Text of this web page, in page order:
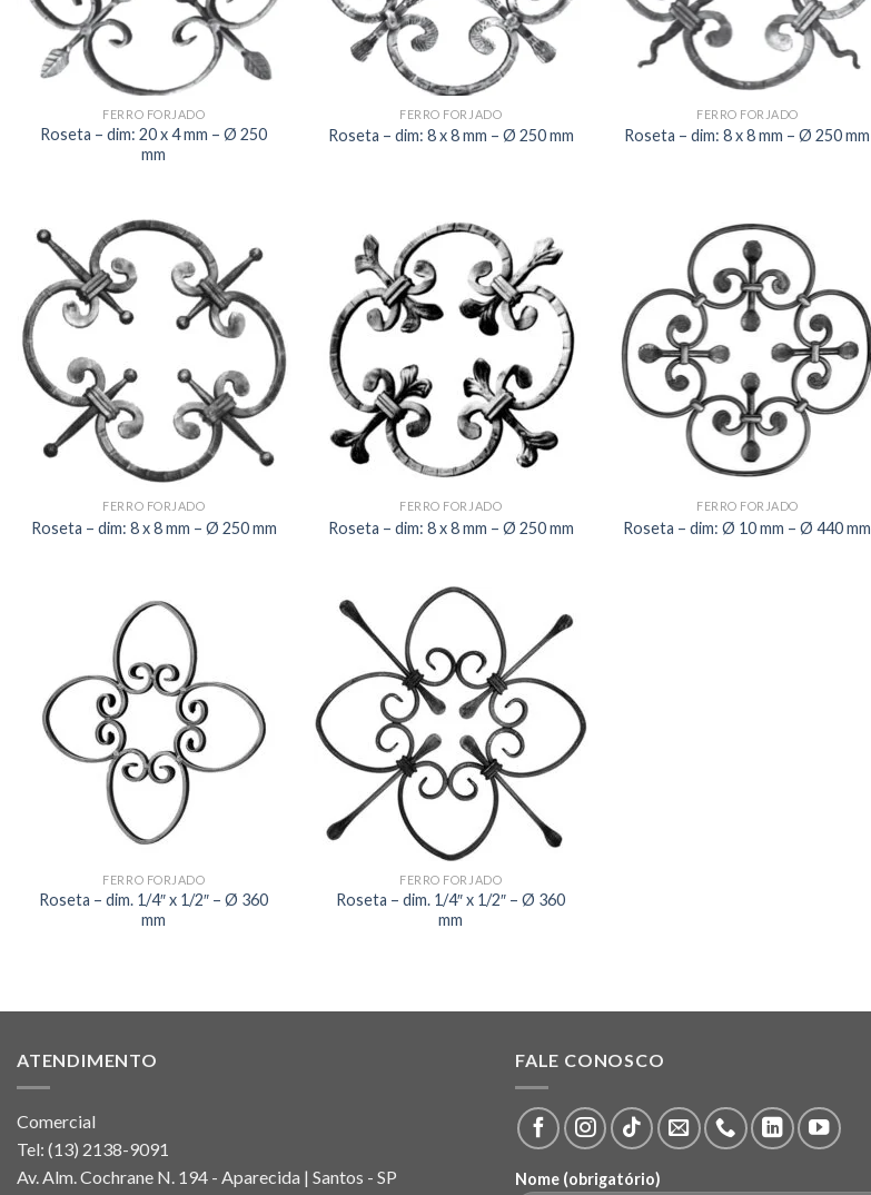
FERRO FORJADO
Roseta – dim: 20 x 4 mm – Ø 250
mm
FERRO FORJADO
Roseta – dim: 8 x 8 mm – Ø 250 mm
FERRO FORJADO
Roseta – dim: 8 x 8 mm – Ø 250 mm
FERRO FORJADO
Roseta – dim: 8 x 8 mm – Ø 250 mm
FERRO FORJADO
Roseta – dim: 8 x 8 mm – Ø 250 mm
FERRO FORJADO
Roseta – dim: Ø 10 mm – Ø 440 mm
FERRO FORJADO
Roseta – dim. 1/4″ x 1/2″ – Ø 360
mm
FERRO FORJADO
Roseta – dim. 1/4″ x 1/2″ – Ø 360
mm
ATENDIMENTO
Comercial
Tel: (13) 2138-9091
Av. Alm. Cochrane N. 194 - Aparecida | Santos - SP
FALE CONOSCO
Nome (obrigatório)